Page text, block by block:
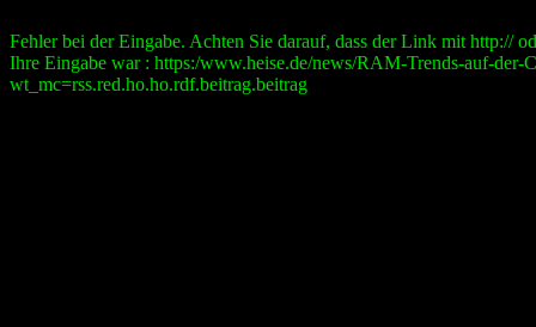
Fehler bei der Eingabe. Achten Sie darauf, dass der Link mit http://
Ihre Eingabe war : https:/www.heise.de/news/RAM-Trends-auf-der-
wt_mc=rss.red.ho.ho.rdf.beitrag.beitrag